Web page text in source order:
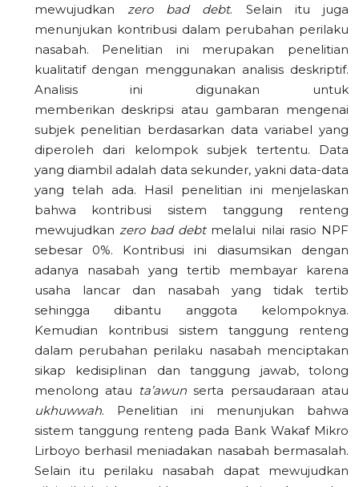
mewujudkan zero bad debt. Selain itu juga
menunjukan kontribusi dalam perubahan perilaku
nasabah. Penelitian ini merupakan penelitian
kualitatif dengan menggunakan analisis deskriptif.
Analisis ini digunakan untuk
memberikan deskripsi atau gambaran mengenai
subjek penelitian berdasarkan data variabel yang
diperoleh dari kelompok subjek tertentu. Data
yang diambil adalah data sekunder, yakni data-data
yang telah ada. Hasil penelitian ini menjelaskan
bahwa kontribusi sistem tanggung renteng
mewujudkan zero bad debt melalui nilai rasio NPF
sebesar 0%. Kontribusi ini diasumsikan dengan
adanya nasabah yang tertib membayar karena
usaha lancar dan nasabah yang tidak tertib
sehingga dibantu anggota kelompoknya.
Kemudian kontribusi sistem tanggung renteng
dalam perubahan perilaku nasabah menciptakan
sikap kedisiplinan dan tanggung jawab, tolong
menolong atau ta’awunserta persaudaraan atau
ukhuwwah. Penelitian ini menunjukan bahwa
sistem tanggung renteng pada Bank Wakaf Mikro
Lirboyo berhasil meniadakan nasabah bermasalah.
Selain itu perilaku nasabah dapat mewujudkan